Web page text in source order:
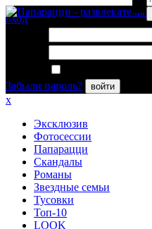
вход
Забыли пароль?
войти
x
Эксклюзив
Фотосессии
Папарацци
Скандалы
Романы
Звездные семьи
Тусовки
Топ-10
LOOK